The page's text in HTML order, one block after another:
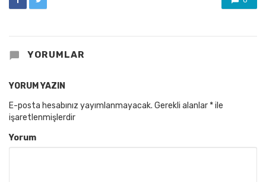
YORUMLAR
YORUM YAZIN
E-posta hesabınız yayımlanmayacak. Gerekli alanlar *ile
işaretlenmişlerdir
Yorum